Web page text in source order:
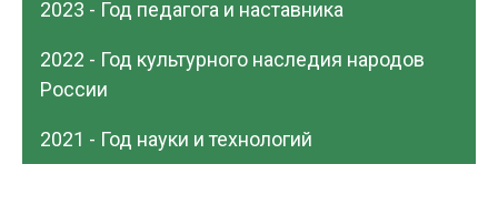
2023 - Год педагога и наставника
2022 - Год культурного наследия народов
России
2021 - Год науки и технологий